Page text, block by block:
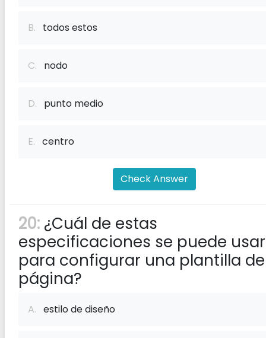
B. todos estos
C. nodo
D. punto medio
E. centro
Check Answer
20: ¿Cuál de estas
especificaciones se puede usar
para configurar una plantilla de
página?
A. estilo de diseño